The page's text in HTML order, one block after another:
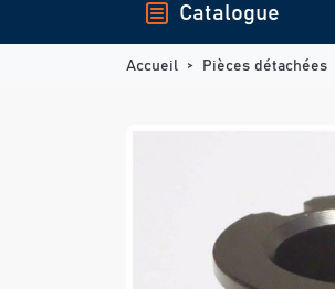
Catalogue
Accueil Pièces détachées